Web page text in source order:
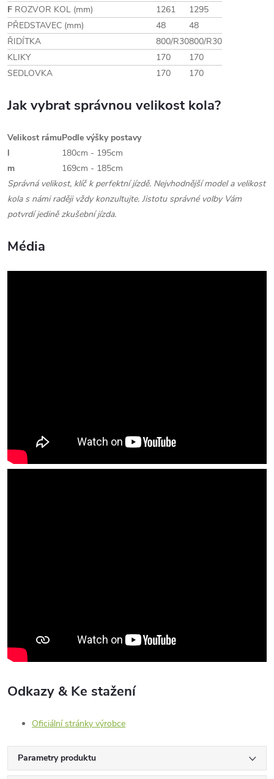
F ROZVOR KOL (mm) 1261
1295
PŘEDSTAVEC (mm)
48
48
ŘIDÍTKA
800/R30800/R30
KLIKY
170
170
SEDLOVKA
170 170
Jak vybrat správnou velikost kola?
Velikost rámuPodle výšky postavy
l
180cm - 195cm
m
169cm - 185cm
Správná velikost, klíč k perfektní jízdě. Nejvhodnější model a velikost
kola s námi raději vždy konzultujte. Jistotu správné volby Vám
potvrdí jedině zkušební jízda.
Média
Odkazy & Ke stažení
Oficiální stránky výrobce
Parametry produktu